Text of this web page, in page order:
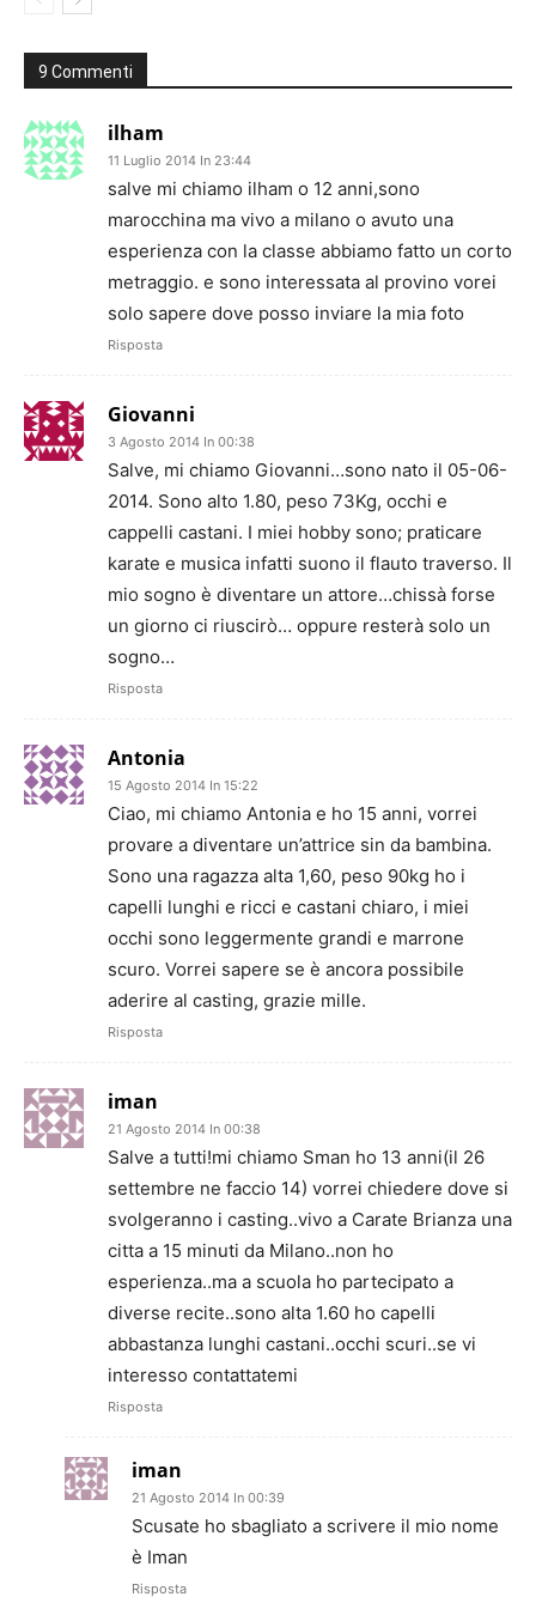
9 Commenti
ilham
11 Luglio 2014 In 23:44
salve mi chiamo ilham o 12 anni,sono
marocchina ma vivo a milano o avuto una
esperienza con la classe abbiamo fatto un corto
metraggio. e sono interessata al provino vorei
solo sapere dove posso inviare la mia foto
Risposta
Giovanni
3 Agosto 2014 In 00:38
Salve, mi chiamo Giovanni…sono nato il 05-06-
2014. Sono alto 1.80, peso 73Kg, occhi e
cappelli castani. I miei hobby sono; praticare
karate e musica infatti suono il flauto traverso. Il
mio sogno è diventare un attore…chissà forse
un giorno ci riuscirò… oppure resterà solo un
sogno…
Risposta
Antonia
15 Agosto 2014 In 15:22
Ciao, mi chiamo Antonia e ho 15 anni, vorrei
provare a diventare un’attrice sin da bambina.
Sono una ragazza alta 1,60, peso 90kg ho i
capelli lunghi e ricci e castani chiaro, i miei
occhi sono leggermente grandi e marrone
scuro. Vorrei sapere se è ancora possibile
aderire al casting, grazie mille.
Risposta
iman
21 Agosto 2014 In 00:38
Salve a tutti!mi chiamo Sman ho 13 anni(il 26
settembre ne faccio 14) vorrei chiedere dove si
svolgeranno i casting..vivo a Carate Brianza una
citta a 15 minuti da Milano..non ho
esperienza..ma a scuola ho partecipato a
diverse recite..sono alta 1.60 ho capelli
abbastanza lunghi castani..occhi scuri..se vi
interesso contattatemi
Risposta
iman
21 Agosto 2014 In 00:39
Scusate ho sbagliato a scrivere il mio nome
è Iman
Risposta